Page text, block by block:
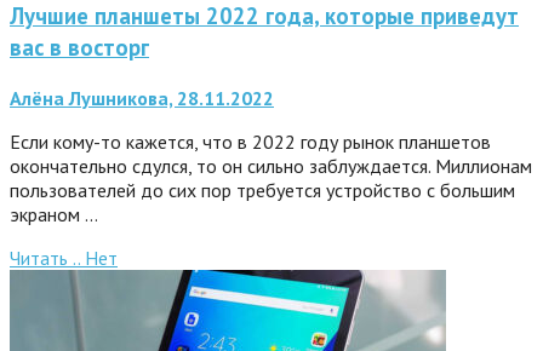
Лучшие планшеты 2022 года, которые приведут
вас в восторг
Алёна Лушникова, 28.11.2022
Если кому-то кажется, что в 2022 году рынок планшетов
окончательно сдулся, то он сильно заблуждается. Миллионам
пользователей до сих пор требуется устройство с большим
экраном …
Читать .. Нет